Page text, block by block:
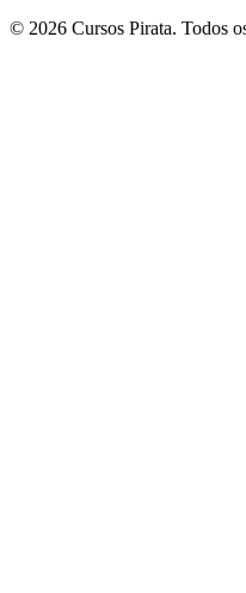
© 2026 Cursos Pirata. Todos